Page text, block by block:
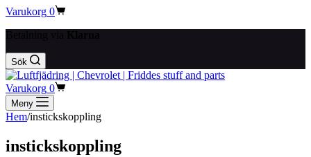
Varukorg 0
Sök
Varukorg 0
Meny
Hem/instickskoppling
instickskoppling